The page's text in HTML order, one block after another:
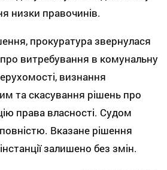
низки правочинів.
прокуратура звернулася
витребування в комунальну
визнання
та скасування рішень про
права власності. Судом
Вказане рішення
залишено без змін.